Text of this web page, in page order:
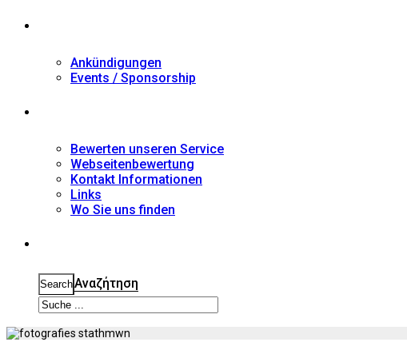
Ankündigungen
Events / Sponsorship
Bewerten unseren Service
Webseitenbewertung
Kontakt Informationen
Links
Wo Sie uns finden
SearchΑναζήτηση